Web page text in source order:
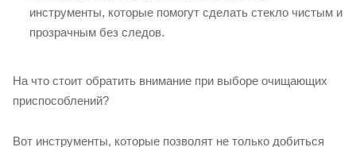
инструменты, которые помогут сделать стекло чистым и
прозрачным без следов.
На что стоит обратить внимание при выборе очищающих
приспособлений?
Вот инструменты, которые позволят не только добиться